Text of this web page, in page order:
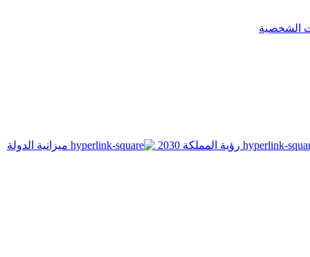
الشخصية
رؤية المملكة 2030 ميزانية الدولة